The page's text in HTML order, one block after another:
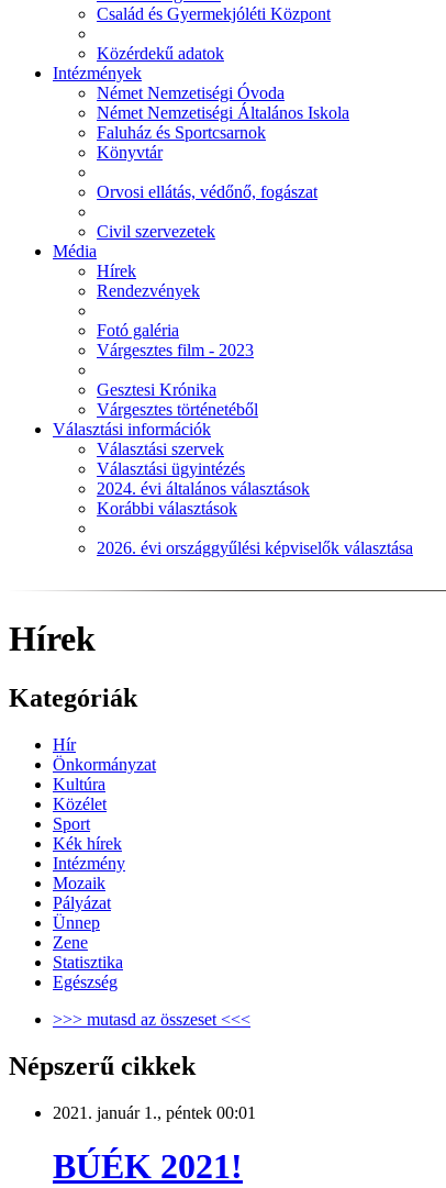
Család és Gyermekjóléti Központ
Közérdekű adatok
Intézmények
Német Nemzetiségi Óvoda
Német Nemzetiségi Általános Iskola
Faluház és Sportcsarnok
Könyvtár
Orvosi ellátás, védőnő, fogászat
Civil szervezetek
Média
Hírek
Rendezvények
Fotó galéria
Várgesztes film - 2023
Gesztesi Krónika
Várgesztes történetéből
Választási információk
Választási szervek
Választási ügyintézés
2024. évi általános választások
Korábbi választások
2026. évi országgyűlési képviselők választása
Hírek
Kategóriák
Hír
Önkormányzat
Kultúra
Közélet
Sport
Kék hírek
Intézmény
Mozaik
Pályázat
Ünnep
Zene
Statisztika
Egészség
>>> mutasd az összeset <<<
Népszerű cikkek
2021. január 1., péntek 00:01
BÚÉK 2021!